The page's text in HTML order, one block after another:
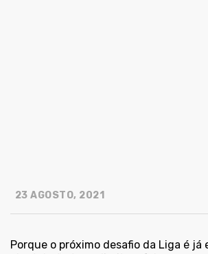
23 AGOSTO, 2021
Porque o próximo desafio da Liga é já